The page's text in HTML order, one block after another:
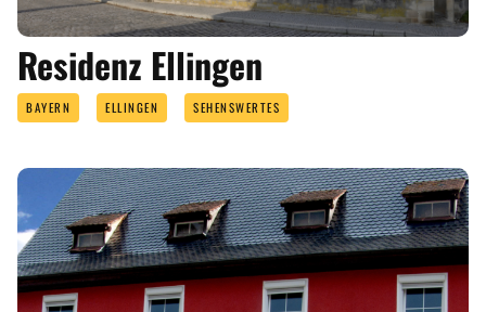
Residenz Ellingen
BAYERN ELLINGEN SEHENSWERTES